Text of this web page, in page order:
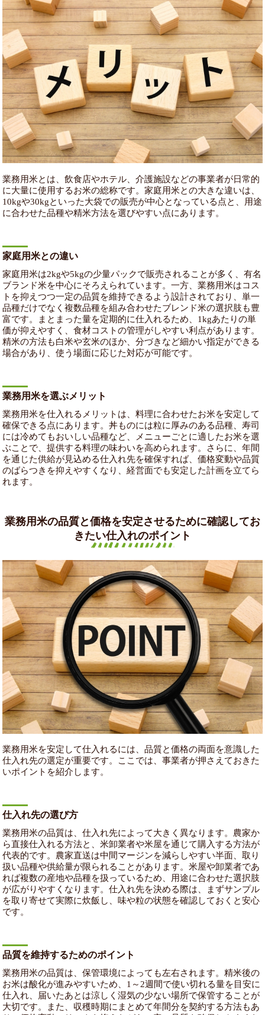
業務用米とは、飲食店やホテル、介護施設などの事業者が日常的
に大量に使用するお米の総称です。家庭用米との大きな違いは、
10kgや30kgといった大袋での販売が中心となっている点と、用途
に合わせた品種や精米方法を選びやすい点にあります。
家庭用米との違い
家庭用米は2kgや5kgの少量パックで販売されることが多く、有名
ブランド米を中心にそろえられています。一方、業務用米はコス
トを抑えつつ一定の品質を維持できるよう設計されており、単一
品種だけでなく複数品種を組み合わせたブレンド米の選択肢も豊
富です。まとまった量を定期的に仕入れるため、1kgあたりの単
価が抑えやすく、食材コストの管理がしやすい利点があります。
精米の方法も白米や玄米のほか、分づきなど細かい指定ができる
場合があり、使う場面に応じた対応が可能です。
業務用米を選ぶメリット
業務用米を仕入れるメリットは、料理に合わせたお米を安定して
確保できる点にあります。丼ものには粒に厚みのある品種、寿司
には冷めてもおいしい品種など、メニューごとに適したお米を選
ぶことで、提供する料理の味わいを高められます。さらに、年間
を通じた供給が見込める仕入れ先を確保すれば、価格変動や品質
のばらつきを抑えやすくなり、経営面でも安定した計画を立てら
れます。
業務用米の品質と価格を安定させるために確認してお
きたい仕入れのポイント
業務用米を安定して仕入れるには、品質と価格の両面を意識した
仕入れ先の選定が重要です。ここでは、事業者が押さえておきた
いポイントを紹介します。
仕入れ先の選び方
業務用米の品質は、仕入れ先によって大きく異なります。農家か
ら直接仕入れる方法と、米卸業者や米屋を通じて購入する方法が
代表的です。農家直送は中間マージンを減らしやすい半面、取り
扱い品種や供給量が限られることがあります。米屋や卸業者であ
れば複数の産地や品種を扱っているため、用途に合わせた選択肢
が広がりやすくなります。仕入れ先を決める際は、まずサンプル
を取り寄せて実際に炊飯し、味や粒の状態を確認しておくと安心
です。
品質を維持するためのポイント
業務用米の品質は、保管環境によっても左右されます。精米後の
お米は酸化が進みやすいため、1～2週間で使い切れる量を目安に
仕入れ、届いたあとは涼しく湿気の少ない場所で保管することが
大切です。また、収穫時期にまとめて年間分を契約する方法もあ